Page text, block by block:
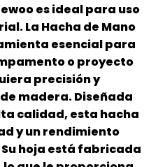
es ideal para uso
La Hacha de Mano
esencial para
o proyecto
precisión y
madera. Diseñada
calidad, esta hacha
y un rendimiento
hoja está fabricada